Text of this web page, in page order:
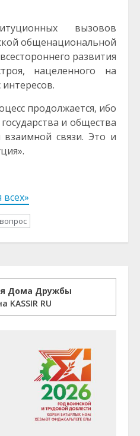
вызовов
общенациональной
развития
нацеленного на
продолжается, ибо
и общества
взаимной связи. Это и
всех»
Дома Дружбы
KASSIR RU